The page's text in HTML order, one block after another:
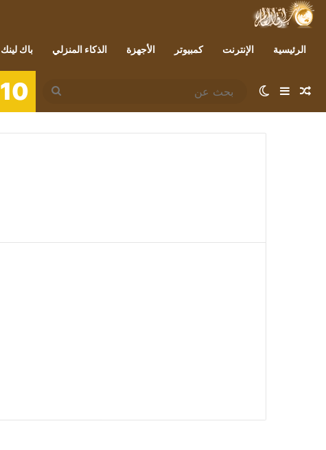
الرئيسية الإنترنت كمبيوتر الأجهزة الذكاء المنزلي باك لينك
مقال عشوائي
إضافة عمود جانبي
الوضع المظلم
بحث
عن
10